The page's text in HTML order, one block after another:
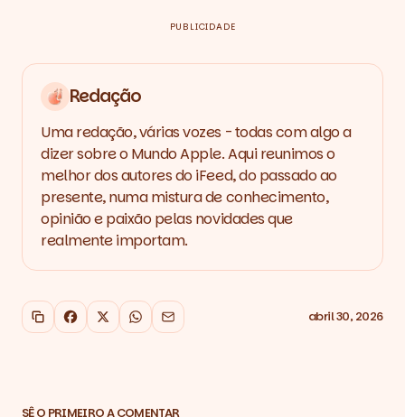
PUBLICIDADE
Redação
Uma redação, várias vozes - todas com algo a
dizer sobre o Mundo Apple. Aqui reunimos o
melhor dos autores do iFeed, do passado ao
presente, numa mistura de conhecimento,
opinião e paixão pelas novidades que
realmente importam.
Copiar link
Facebook
X WhatsApp
Email abril 30, 2026
SÊ O PRIMEIRO A COMENTAR